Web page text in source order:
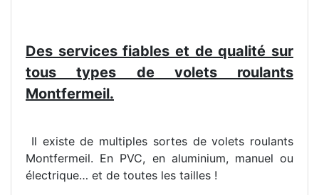
Des services fiables et de qualité sur
tous types de volets roulants
Montfermeil.
Il existe de multiples sortes de volets roulants
Montfermeil. En PVC, en aluminium, manuel ou
électrique… et de toutes les tailles !